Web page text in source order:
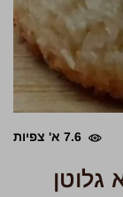
7.6 א' צפיות
גלוטן